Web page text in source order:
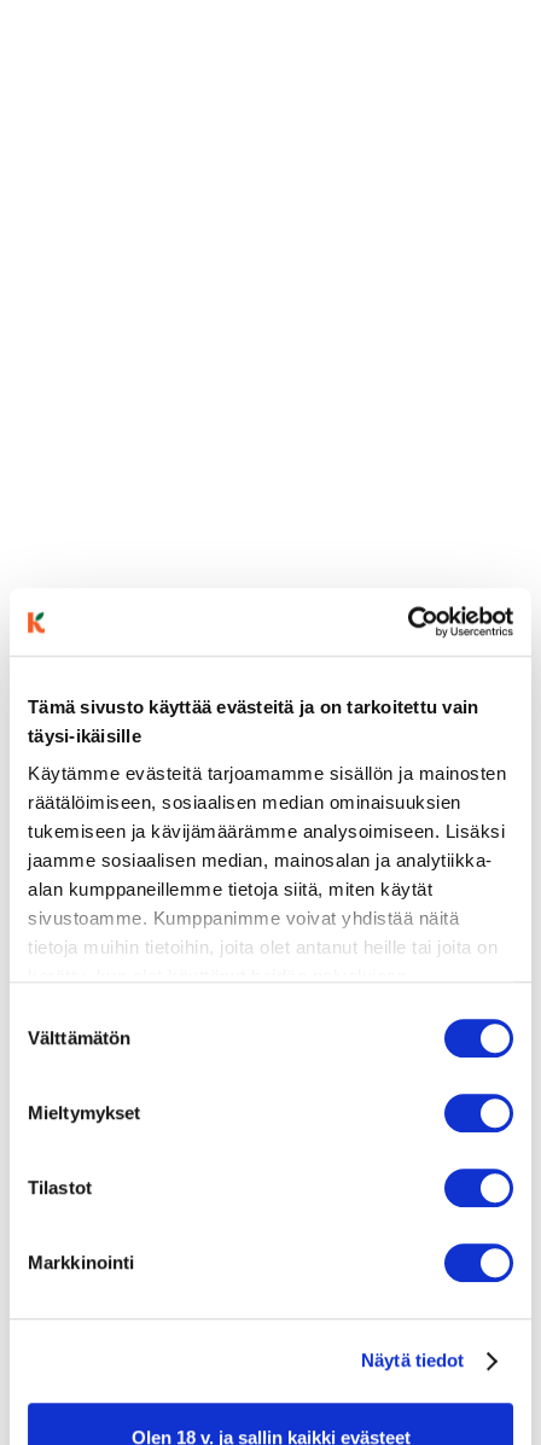
Tämä sivusto käyttää evästeitä ja on tarkoitettu vain
täysi-ikäisille
Käytämme evästeitä tarjoamamme sisällön ja mainosten
räätälöimiseen, sosiaalisen median ominaisuuksien
tukemiseen ja kävijämäärämme analysoimiseen. Lisäksi
jaamme sosiaalisen median, mainosalan ja analytiikka-
alan kumppaneillemme tietoja siitä, miten käytät
sivustoamme. Kumppanimme voivat yhdistää näitä
tietoja muihin tietoihin, joita olet antanut heille tai joita on
tai vanhempi. Vahvista ikäsi käyttääksesi sivustoa.
valinta
Välttämätön
Mieltymykset
Tilastot
Markkinointi
Näytä tiedot
Olen 18 v. ja sallin kaikki evästeet
valmistusohje
lisätietoja
400 g kreikkalaista jogurttia
2 valkosipulin kynttä
1 ruukku rakuunaa
1 kesäkurpitsa
oliiviöljyä